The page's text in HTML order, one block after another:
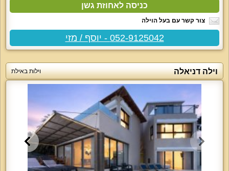
כניסה לאחוזת גשן
צור קשר עם בעל הוילה
052-9125042 - יוסף / מזי
וילה דניאלה וילות באילת